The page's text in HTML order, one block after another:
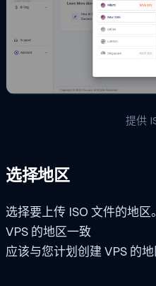
提供
选择地区
选择要上传 ISO 文件的地
VPS 的地区一致
应该与您计划创建 VPS 的地